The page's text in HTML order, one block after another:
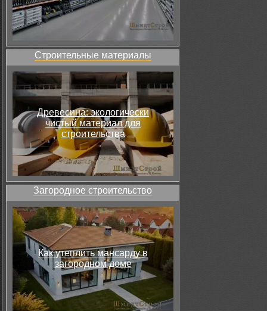
Строительные материалы
Древесина: экологически
чистый материал для
строительства
Загородное строительство
Как утеплить мансарду в
загородном доме